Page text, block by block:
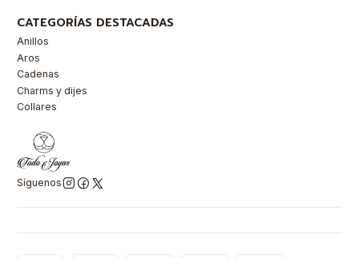
CATEGORÍAS DESTACADAS
Anillos
Aros
Cadenas
Charms y dijes
Collares
Síguenos